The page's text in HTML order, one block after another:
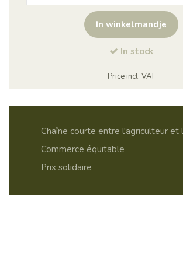
In winkelmandje
In stock
Price incl. VAT
Chaîne courte entre l'agriculteur et
Commerce équitable
Prix ​​solidaire